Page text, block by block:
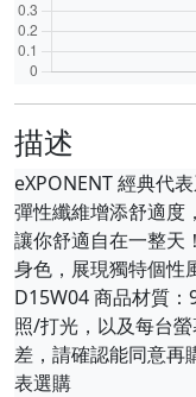
描述
eXPONENT 經典代
彈性纖維增添舒適度
讓你舒適自在一整天
身色，展現獨特個性
D15W04 商品材質：
照/打光，以及每台
差，請確認能同意再
表選購